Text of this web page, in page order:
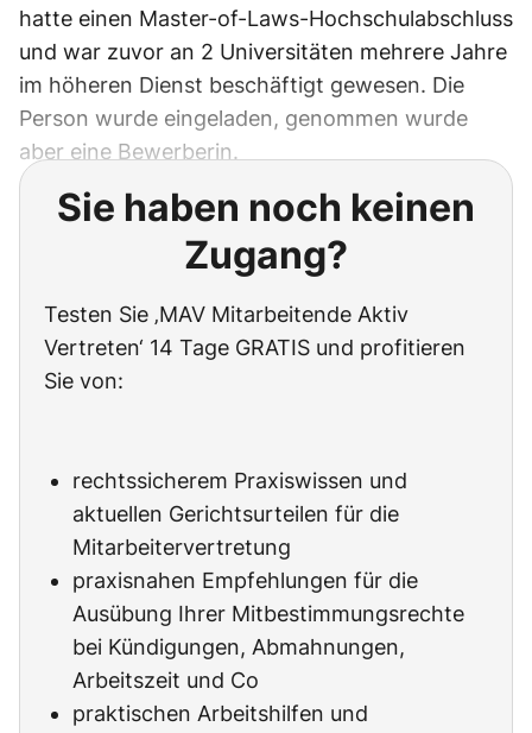
hatte einen Master-of-Laws-Hochschulabschluss
und war zuvor an 2 Universitäten mehrere Jahre
im höheren Dienst beschäftigt gewesen. Die
Person wurde eingeladen, genommen wurde
aber eine Bewerberin.
Sie haben noch keinen
Zugang?
Testen Sie ‚MAV Mitarbeitende Aktiv
Vertreten‘ 14 Tage GRATIS und profitieren
Sie von:
rechtssicherem Praxiswissen und
aktuellen Gerichtsurteilen für die
Mitarbeitervertretung
praxisnahen Empfehlungen für die
Ausübung Ihrer Mitbestimmungsrechte
bei Kündigungen, Abmahnungen,
Arbeitszeit und Co
praktischen Arbeitshilfen und